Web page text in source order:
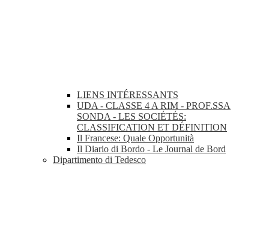
LIENS INTÉRESSANTS
UDA - CLASSE 4 A RIM - PROF.SSA
SONDA - LES SOCIÉTÉS:
CLASSIFICATION ET DÉFINITION
Il Francese: Quale Opportunità
Il Diario di Bordo - Le Journal de Bord
Dipartimento di Tedesco